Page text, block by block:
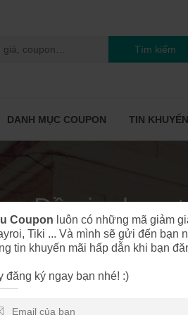
Tìm kiếm
DANH MỤC COUPON TIN
Đồ gia dụng
Coupon luôn có những mã giảm
Tiki ... Và mình sẽ gửi đến bạn
tin khuyến mãi hấp dẫn khi bạn
đăng ký ngay bạn nhé! :)